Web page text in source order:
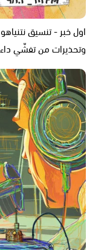
اول خبر - تنسيق
وتحذيرات من تفشّي داء الكَلَب